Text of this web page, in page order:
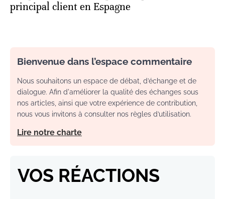
principal client en Espagne
Bienvenue dans l’espace commentaire
Nous souhaitons un espace de débat, d’échange et de
dialogue. Afin d'améliorer la qualité des échanges sous
nos articles, ainsi que votre expérience de contribution,
nous vous invitons à consulter nos règles d’utilisation.
Lire notre charte
VOS RÉACTIONS